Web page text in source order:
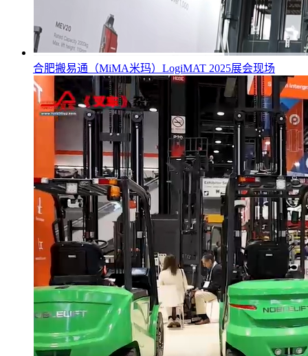
合肥搬易通（MiMA米玛）LogiMAT 2025展会现场